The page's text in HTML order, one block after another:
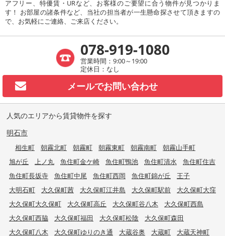
アフリー、特優賃・URなど、お客様のご要望に合う物件が見つかりま
す！ お部屋の諸条件など、当社の担当者が一生懸命探させて頂きますの
で、お気軽にご連絡、ご来店ください。
078-919-1080
営業時間：9:00～19:00
定休日：なし
メールでお問い合わせ
人気のエリアから賃貸物件を探す
明石市
相生町 朝霧北町 朝霧町 朝霧東町 朝霧南町
朝霧山手町
旭が丘
上ノ丸 魚住町金ケ崎 魚住町鴨池 魚住町清水
魚住町住吉
魚住町長坂寺
魚住町中尾 魚住町西岡 魚住町錦が丘
王子
大明石町
大久保町茜 大久保町江井島 大久保町駅前
大久保町大窪
大久保町大久保町
大久保町高丘 大久保町谷八木
大久保町西島
大久保町西脇
大久保町福田 大久保町松陰
大久保町森田
大久保町八木
大久保町ゆりのき通 大蔵谷奥 大蔵町
大蔵天神町